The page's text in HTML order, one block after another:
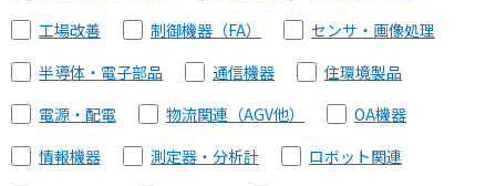
工場改善
制御機器（FA）
センサ・画像処理
半導体・電子部品
通信機器
住環境製品
電源・配電
物流関連（AGV他）
OA機器
情報機器
測定器・分析計
ロボット関連